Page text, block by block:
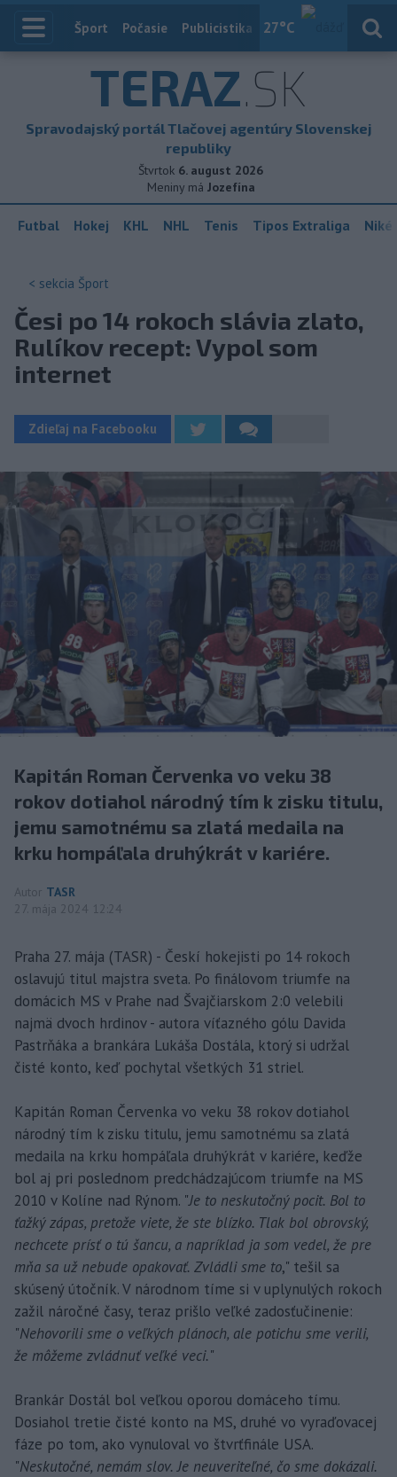
27°C
Index
Šport Počasie Publicistika Slovensko
TERAZ.SK
Spravodajský portál Tlačovej agentúry Slovenskej
republiky
Štvrtok 6. august 2026
Meniny má Jozefína
Futbal Hokej KHL NHL Tenis Tipos Extraliga
< sekcia Šport
Česi po 14 rokoch slávia zlato,
Rulíkov recept: Vypol som
internet
Zdieľaj na Facebooku
Kapitán Roman Červenka vo veku 38
rokov dotiahol národný tím k zisku titulu,
jemu samotnému sa zlatá medaila na
krku hompáľala druhýkrát v kariére.
Autor TASR
27. mája 2024 12:24
Praha 27. mája (TASR) - Českí hokejisti po 14 rokoch
oslavujú titul majstra sveta. Po finálovom triumfe na
domácich MS v Prahe nad Švajčiarskom 2:0 velebili
najmä dvoch hrdinov - autora víťazného gólu Davida
Pastrňáka a brankára Lukáša Dostála, ktorý si udržal
čisté konto, keď pochytal všetkých 31 striel.
Kapitán Roman Červenka vo veku 38 rokov dotiahol
národný tím k zisku titulu, jemu samotnému sa zlatá
medaila na krku hompáľala druhýkrát v kariére, keďže
bol aj pri poslednom predchádzajúcom triumfe na MS
2010 v Kolíne nad Rýnom. "Je to neskutočný pocit. Bol to
ťažký zápas, pretože viete, že ste blízko. Tlak bol obrovský,
nechcete prísť o tú šancu, a napríklad ja som vedel, že pre
mňa sa už nebude opakovať. Zvládli sme to," tešil sa
skúsený útočník. V národnom tíme si v uplynulých rokoch
zažil náročné časy, teraz prišlo veľké zadosťučinenie:
"Nehovorili sme o veľkých plánoch, ale potichu sme verili,
že môžeme zvládnuť veľké veci."
Brankár Dostál bol veľkou oporou domáceho tímu.
Dosiahol tretie čisté konto na MS, druhé vo vyraďovacej
fáze po tom, ako vynuloval vo štvrťfinále USA.
"Neskutočné, nemám slov. Je neuveriteľné, čo sme dokázali.